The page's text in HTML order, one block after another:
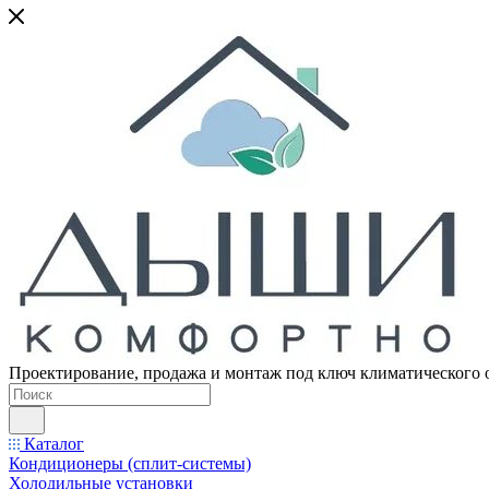
Проектирование, продажа и монтаж под ключ климатического
Каталог
Кондиционеры (сплит-системы)
Холодильные установки